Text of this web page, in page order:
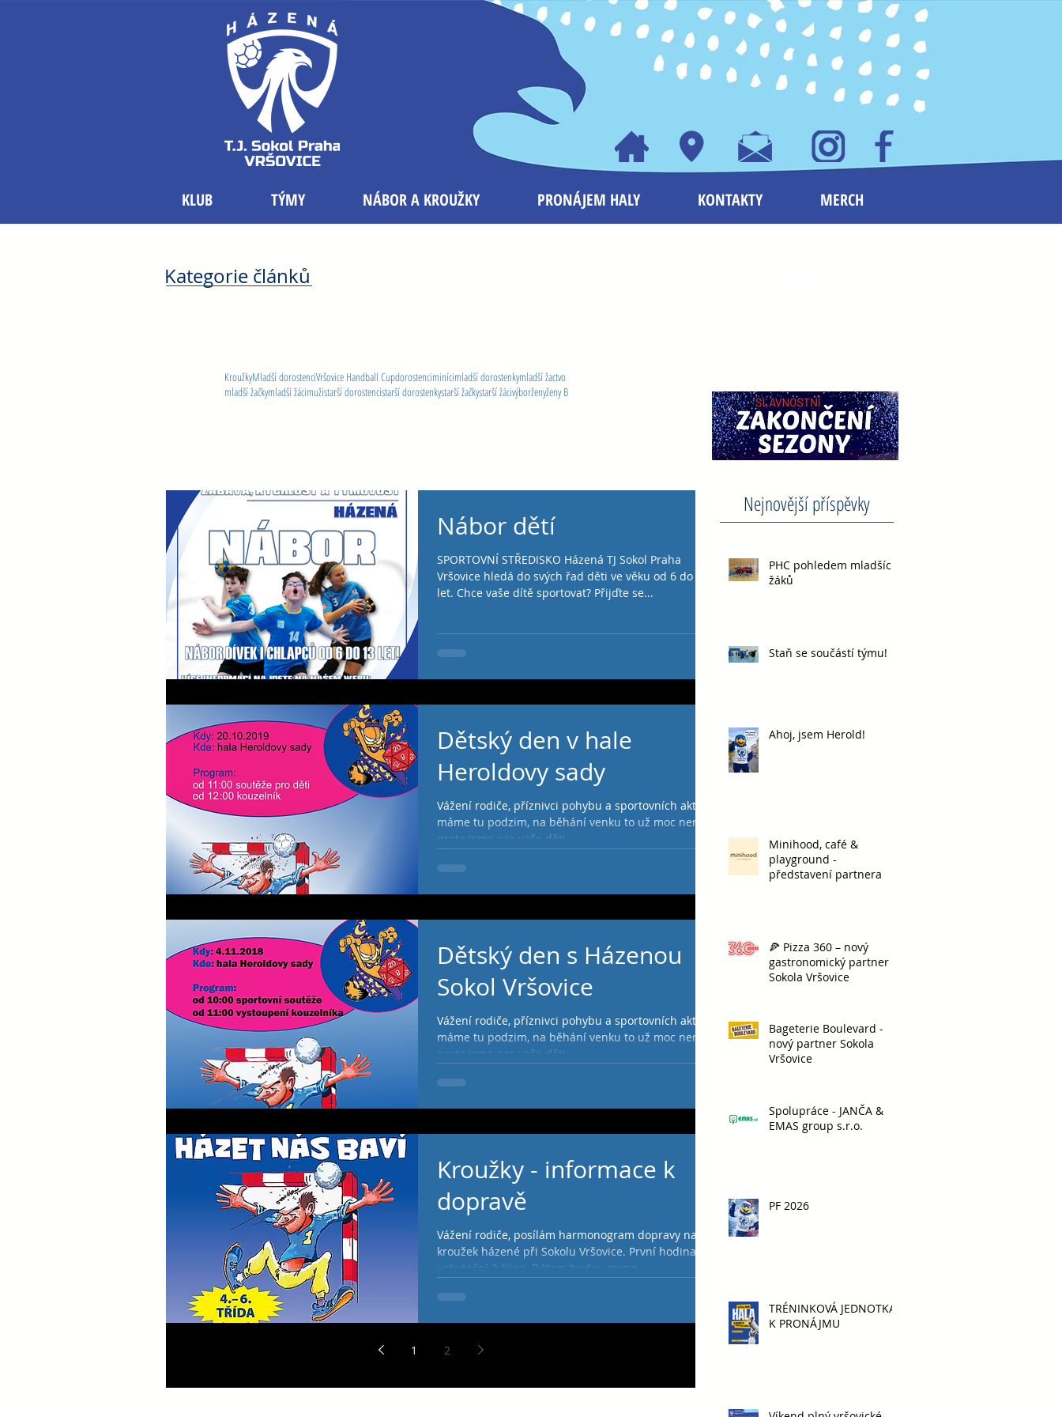
KLUB TÝMY NÁBOR A KROUŽKY PRONÁJEM HALY KONTAKTY MERCH
Kategorie článků
KroužkyMladší dorostenciVršovice Handball Cupdorostenciminícimladší dorostenkymladší žactvo
mladší žačkymladší žácimužistarší dorostencistarší dorostenkystarší žačkystarší žácivýborženyženy B
Nábor dětí
SPORTOVNÍ STŘEDISKO Házená TJ Sokol Praha
Vršovice hledá do svých řad děti ve věku od 6 do 13
let. Chce vaše dítě sportovat? Přijďte se...
Dětský den v hale
Heroldovy sady
Vážení rodiče, příznivci pohybu a sportovních aktivit,
máme tu podzim, na běhání venku to už moc není,
proto jsme pro vaše děti...
Dětský den s Házenou
Sokol Vršovice
Vážení rodiče, příznivci pohybu a sportovních aktivit,
máme tu podzim, na běhání venku to už moc není,
proto jsme pro vaše děti...
Kroužky - informace k
dopravě
Vážení rodiče, posílám harmonogram dopravy na
kroužek házené při Sokolu Vršovice. První hodina se
uskuteční 3.října. Dětem budou mimo...
1 2
Nejnovější příspěvky
PHC pohledem mladších
žáků
Staň se součástí týmu!
Ahoj, jsem Herold!
Minihood, café &
playground -
představení partnera
🍕 Pizza 360 – nový
gastronomický partner
Sokola Vršovice
Bageterie Boulevard -
nový partner Sokola
Vršovice
Spolupráce - JANČA &
EMAS group s.r.o.
PF 2026
TRÉNINKOVÁ JEDNOTKA
K PRONÁJMU